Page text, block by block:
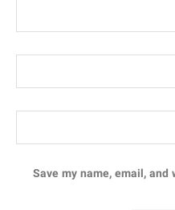
Save my name, email,